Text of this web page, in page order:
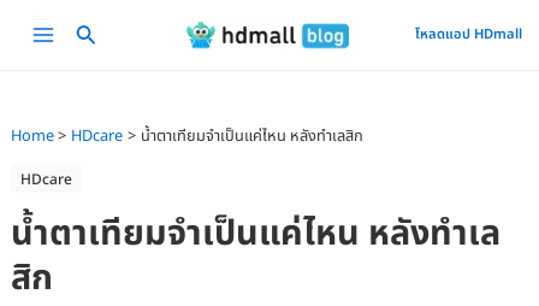
Main
โหลดแอป HDmall
Home HDcare น้ำตาเทียมจำเป็นแค่ไหน หลังทำเลสิก
HDcare
น้ำตาเทียมจำเป็นแค่ไหน หลังทำเล
สิก